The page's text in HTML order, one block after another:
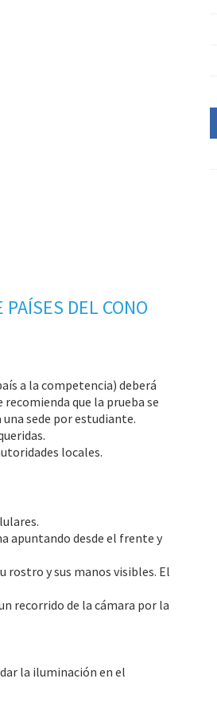
DEL CONO
a la competencia) deberá
que la prueba se
sede por estudiante.
locales.
apuntando desde el frente y
rostro y sus manos visibles. El
recorrido de la cámara por la
la iluminación en el